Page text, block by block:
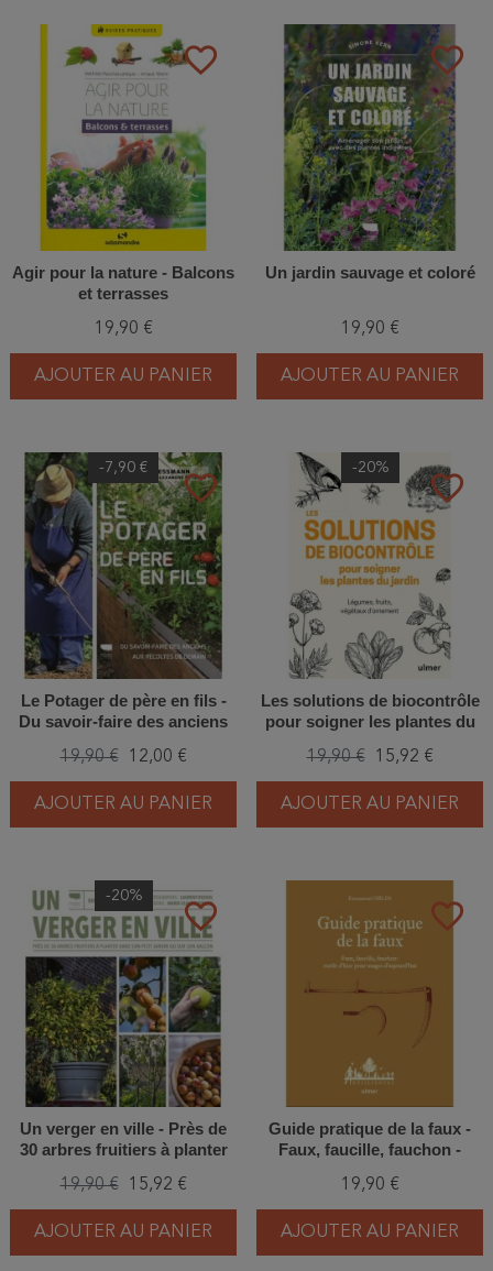
favorite_border
Agir pour la nature - Balcons
et terrasses
19,90 €
AJOUTER AU PANIER
favorite_border
Un jardin sauvage et coloré
19,90 €
AJOUTER AU PANIER
favorite_border
-7,90 €
Le Potager de père en fils -
Du savoir-faire des anciens
19,90 € 12,00 €
AJOUTER AU PANIER
favorite_border
-20%
Les solutions de biocontrôle
pour soigner les plantes du
19,90 € 15,92 €
AJOUTER AU PANIER
favorite_border
-20%
Un verger en ville - Près de
30 arbres fruitiers à planter
son balcon
19,90 € 15,92 €
AJOUTER AU PANIER
favorite_border
Guide pratique de la faux -
Faux, faucille, fauchon -
d'aujourd'hui
19,90 €
AJOUTER AU PANIER